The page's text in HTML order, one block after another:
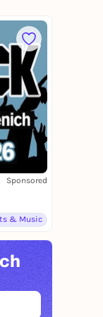
Sponsored
& Music